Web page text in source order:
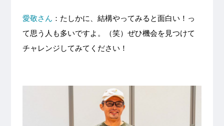
愛敬さん ：たしかに、結構やってみると面白い！っ
て思う人も多いですよ。（笑）ぜひ機会を見つけて
チャレンジしてみてください！